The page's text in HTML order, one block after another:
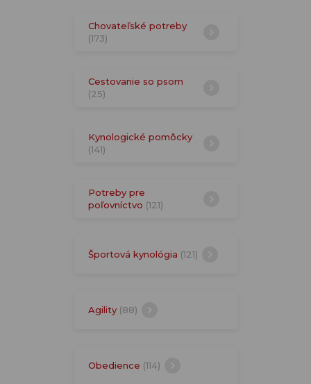
Chovateľské potreby
(173)
Cestovanie so psom
(25)
Kynologické pomôcky
(141)
Potreby pre
poľovníctvo (121)
Športová kynológia (121)
Agility (88)
Obedience (114)